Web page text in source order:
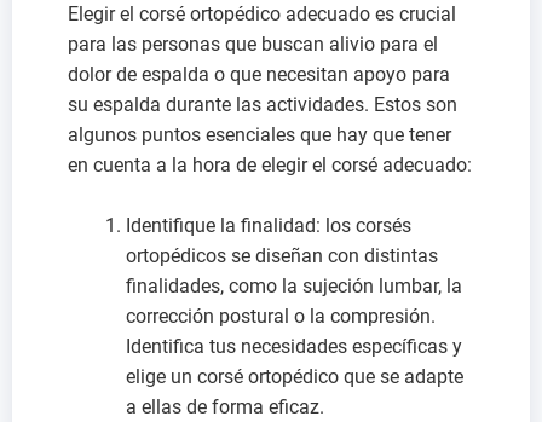
Elegir el corsé ortopédico adecuado es crucial
para las personas que buscan alivio para el
dolor de espalda o que necesitan apoyo para
su espalda durante las actividades. Estos son
algunos puntos esenciales que hay que tener
en cuenta a la hora de elegir el corsé adecuado:
Identifique la finalidad: los corsés
ortopédicos se diseñan con distintas
finalidades, como la sujeción lumbar, la
corrección postural o la compresión.
Identifica tus necesidades específicas y
elige un corsé ortopédico que se adapte
a ellas de forma eficaz.